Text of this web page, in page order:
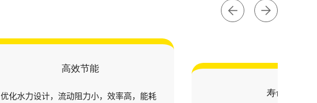
高效节能
优化水力设计，流动阻力小，效率高，能耗
寿命长久